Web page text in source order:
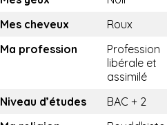
Mes cheveux
Roux
Ma profession
Profession
libérale et
assimilé
Niveau d’études
BAC + 2